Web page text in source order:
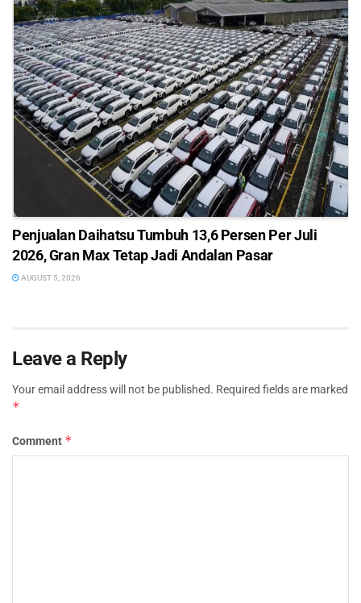
Penjualan Daihatsu Tumbuh 13,6 Persen Per Juli
2026, Gran Max Tetap Jadi Andalan Pasar
AUGUST 5, 2026
Leave a Reply
Your email address will not be published. Required fields are marked
*
Comment *